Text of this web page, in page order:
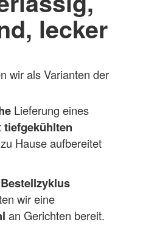
lecker
wir als Varianten der
Lieferung eines
tiefgekühlten
Hause aufbereitet
Bestellzyklus
wir eine
an Gerichten bereit.